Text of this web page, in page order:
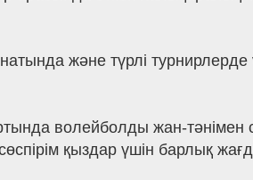
және түрлі турнирлерде
волейболды жан-
қыздар үшін барлық